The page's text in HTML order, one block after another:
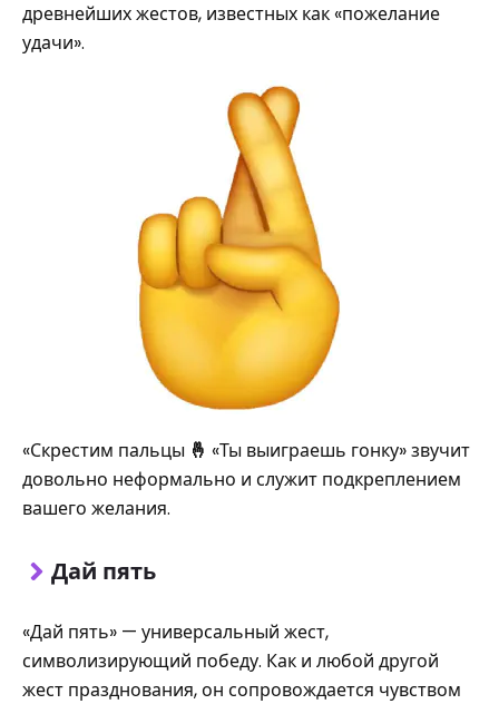
древнейших жестов, известных как «пожелание
удачи».
«Скрестим пальцы 🤞 «Ты выиграешь гонку» звучит
довольно неформально и служит подкреплением
вашего желания.
Дай пять
«Дай пять» — универсальный жест,
символизирующий победу. Как и любой другой
жест празднования, он сопровождается чувством